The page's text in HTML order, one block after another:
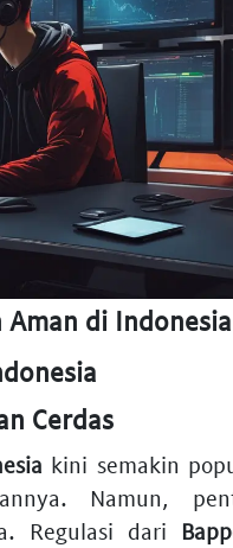
di Indonesia
Cerdas
kini semakin
Namun,
Regulasi dari